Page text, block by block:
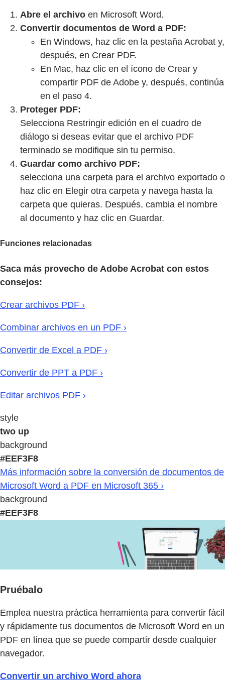
Abre el archivo en Microsoft Word.
Convertir documentos de Word a PDF:
En Windows, haz clic en la pestaña Acrobat y,
después, en Crear PDF.
En Mac, haz clic en el ícono de Crear y
compartir PDF de Adobe y, después, continúa
en el paso 4.
Proteger PDF:
Selecciona Restringir edición en el cuadro de
diálogo si deseas evitar que el archivo PDF
terminado se modifique sin tu permiso.
Guardar como archivo PDF:
selecciona una carpeta para el archivo exportado o
haz clic en Elegir otra carpeta y navega hasta la
carpeta que quieras. Después, cambia el nombre
al documento y haz clic en Guardar.
Funciones relacionadas
Saca más provecho de Adobe Acrobat con estos
consejos:
Crear archivos PDF ›
Combinar archivos en un PDF ›
Convertir de Excel a PDF ›
Convertir de PPT a PDF ›
Editar archivos PDF ›
style
two up
background
#EEF3F8
Más información sobre la conversión de documentos de
Microsoft Word a PDF en Microsoft 365 ›
background
#EEF3F8
Pruébalo
Emplea nuestra práctica herramienta para convertir fácil
y rápidamente tus documentos de Microsoft Word en un
PDF en línea que se puede compartir desde cualquier
navegador.
Convertir un archivo Word ahora